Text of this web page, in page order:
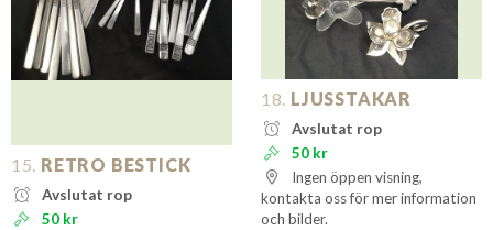
15. RETRO BESTICK
Avslutat rop
50 kr
18. LJUSSTAKAR
Avslutat rop
50 kr
Ingen öppen visning,
kontakta oss för mer information
och bilder.